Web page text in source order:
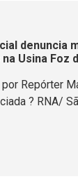
denuncia
Usina Foz
Repórter
? RNA/